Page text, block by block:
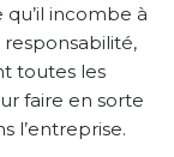
incombe à
responsabilité,
toutes les
faire en sorte
l’entreprise.